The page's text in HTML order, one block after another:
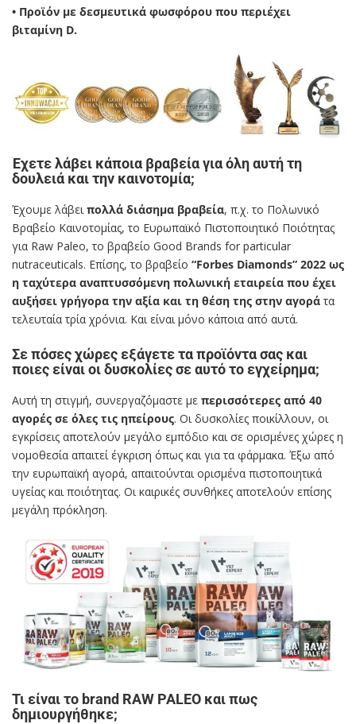
• Προϊόν με δεσμευτικά φωσφόρου που περιέχει
βιταμίνη D.
Έχετε λάβει κάποια βραβεία για όλη αυτή τη
δουλειά και την καινοτομία;
Έχουμε λάβειπολλά διάσημα βραβεία, π.χ. το Πολωνικό
Βραβείο Καινοτομίας, το Ευρωπαϊκό Πιστοποιητικό Ποιότητας
για Raw Paleo, το βραβείο Good Brands for particular
nutraceuticals. Επίσης, το βραβείο “Forbes Diamonds” 2022 ως
η ταχύτερα αναπτυσσόμενη πολωνική εταιρεία που έχει
αυξήσει γρήγορα την αξία και τη θέση της στην αγορά τα
τελευταία τρία χρόνια. Και είναι μόνο κάποια από αυτά.
Σε πόσες χώρες εξάγετε τα προϊόντα σας και
ποιες είναι οι δυσκολίες σε αυτό το εγχείρημα;
Αυτή τη στιγμή, συνεργαζόμαστε με περισσότερες από 40
αγορές σε όλες τις ηπείρους. Οι δυσκολίες ποικίλλουν, οι
εγκρίσεις αποτελούν μεγάλο εμπόδιο και σε ορισμένες χώρες η
νομοθεσία απαιτεί έγκριση όπως και για τα φάρμακα. Έξω από
την ευρωπαϊκή αγορά, απαιτούνται ορισμένα πιστοποιητικά
υγείας και ποιότητας. Οι καιρικές συνθήκες αποτελούν επίσης
μεγάλη πρόκληση.
Τι είναι το brand RAW PALEO και πως
δημιουργήθηκε;